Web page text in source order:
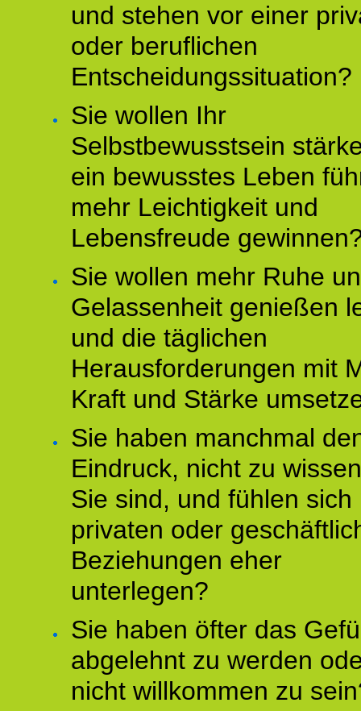
und stehen vor einer
oder beruflichen
Entscheidungssituation?
Sie wollen Ihr
Selbstbewusstsein
ein bewusstes Leben
mehr Leichtigkeit und
Lebensfreude
Sie wollen mehr Ruhe
Gelassenheit genießen
und die täglichen
Herausforderungen mit
Kraft und Stärke
Sie haben manchmal
Eindruck, nicht zu
Sie sind, und fühlen sich
privaten oder
Beziehungen eher
unterlegen?
Sie haben öfter das
abgelehnt zu werden
nicht willkommen zu